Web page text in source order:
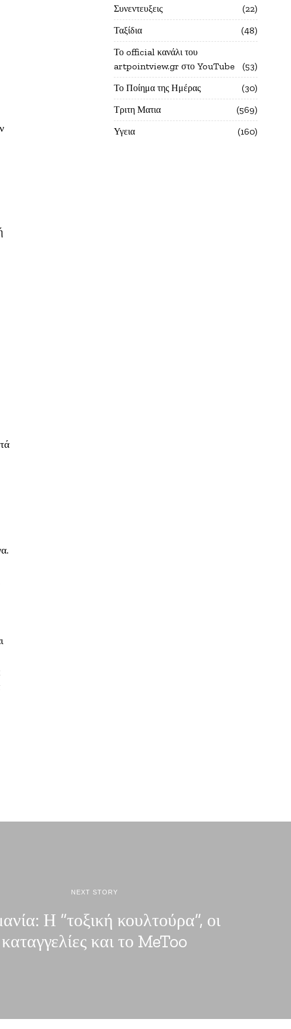
Συνεντευξεις
22
Ταξίδια
48
Το official κανάλι του
artpointview.gr στο YouTube
53
Το Ποίημα της Ημέρας
30
Τριτη Ματια
569
Υγεια
160
NEXT STORY
Η “τοξική κουλτούρα”, οι
καταγγελίες και το MeToo